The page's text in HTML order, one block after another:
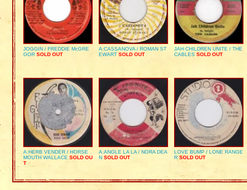
JOGGIN / FREDDIE McGRE
GOR SOLD OUT
A:CASSANOVA / ROMAN ST
EWART SOLD OUT
JAH CHILDREN UNITE / THE
CABLES SOLD OUT
A:HERB VENDER / HORSE
MOUTH WALLACE SOLD OU
T
A:ANGLE LA LA / NORA DEA
N SOLD OUT
LOVE BUMP / LONE RANGE
R SOLD OUT